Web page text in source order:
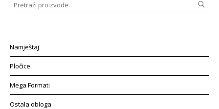
Namještaj
Pločice
Mega Formati
Ostala obloga